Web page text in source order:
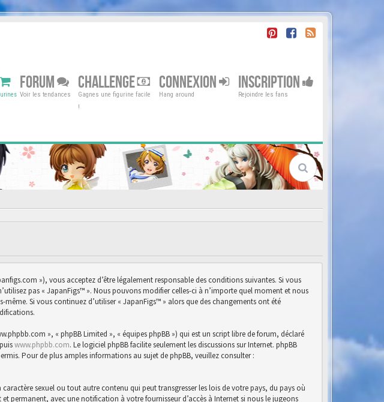
FORUM
Voir les tendances
CHALLENGE
Gagnes une figurine facile
!
CONNEXION
Hang around
INSCRIPTION
Rejoindre les fans
»), vous acceptez d’être légalement responsable des conditions suivantes. Si vous
pas « JapanFigs™ ». Nous pouvons modifier celles-ci à n’importe quel moment et nous
Si vous continuez d’utiliser « JapanFigs™ » alors que des changements ont été
», « phpBB Limited », « équipes phpBB ») qui est un script libre de forum, déclaré
www.phpbb.com. Le logiciel phpBB facilite seulement les discussions sur Internet. phpBB
Pour de plus amples informations au sujet de phpBB, veuillez consulter :
sexuel ou tout autre contenu qui peut transgresser les lois de votre pays, du pays où
permanent, avec une notification à votre fournisseur d’accès à Internet si nous le jugeons